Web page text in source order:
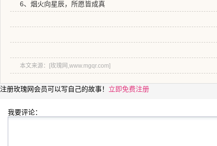
6、烟火向星辰，所愿皆成真
本文来源：[玫瑰网,www.mgqr.com]
注册玫瑰网会员可以写自己的故事！ 立即免费注册
我要评论：